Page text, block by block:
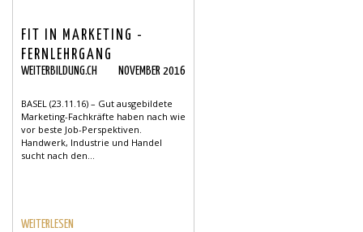
FIT IN MARKETING -
FERNLEHRGANG
WEITERBILDUNG.CH NOVEMBER 2016
BASEL (23.11.16) – Gut ausgebildete
Marketing-Fachkräfte haben nach wie
vor beste Job-Perspektiven.
Handwerk, Industrie und Handel
sucht nach den...
WEITERLESEN